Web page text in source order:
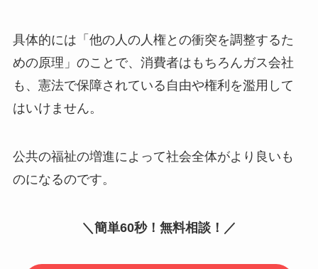
具体的には「他の人の人権との衝突を調整するた
めの原理」のことで、消費者はもちろんガス会社
も、憲法で保障されている自由や権利を濫用して
はいけません。
公共の福祉の増進によって社会全体がより良いも
のになるのです。
＼簡単60秒！無料相談！／